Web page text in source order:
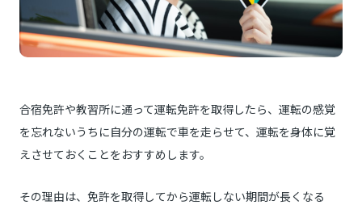
合宿免許や教習所に通って運転免許を取得したら、運転の感覚
を忘れないうちに自分の運転で車を走らせて、運転を身体に覚
えさせておくことをおすすめします。
その理由は、免許を取得してから運転しない期間が長くなる